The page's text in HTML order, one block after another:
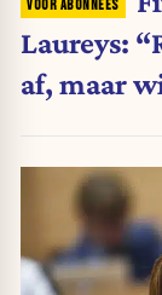
Laureys:
af, maar